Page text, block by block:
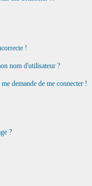
!
nom d'utilisateur ?
demande de me connecter !
?